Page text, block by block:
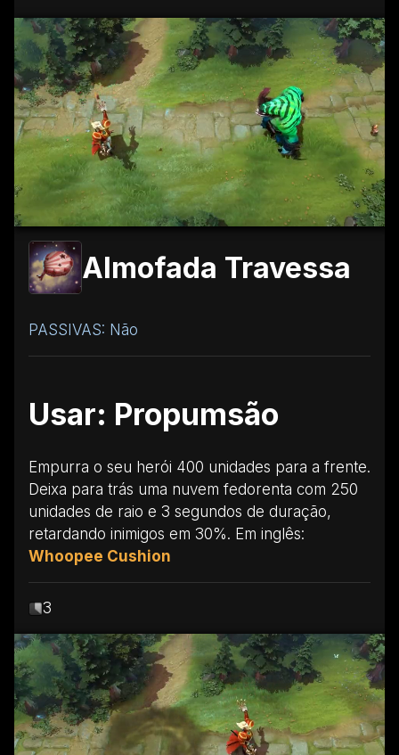
Almofada Travessa
PASSIVAS: Não
Usar: Propumsão
Empurra o seu herói 400 unidades para a frente.
Deixa para trás uma nuvem fedorenta com 250
unidades de raio e 3 segundos de duração,
retardando inimigos em 30%. Em inglês:
Whoopee Cushion
3